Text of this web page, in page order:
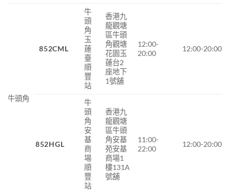
牛頭角
852CML
牛
頭
角
玉
蓮
臺
順
豐
站
香港九
龍觀塘
區牛頭
角觀塘
花園玉
蓮台2
座地下
1號舖
12:00-
20:00
12:00-20:00
852HGL
牛
頭
角
安
基
商
場
順
豐
站
香港九
龍觀塘
區牛頭
角安基
苑安基
商場1
樓131A
號舖
11:00-
22:00
12:00-20:00